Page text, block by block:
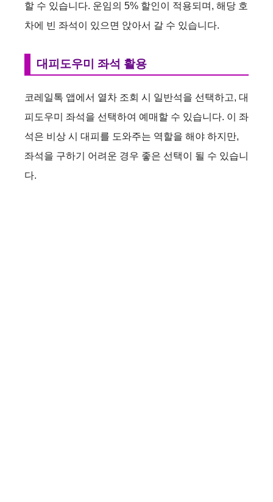
할 수 있습니다. 운임의 5% 할인이 적용되며, 해당 호
차에 빈 좌석이 있으면 앉아서 갈 수 있습니다.
대피도우미 좌석 활용
코레일톡 앱에서 열차 조회 시 일반석을 선택하고, 대
피도우미 좌석을 선택하여 예매할 수 있습니다. 이 좌
석은 비상 시 대피를 도와주는 역할을 해야 하지만,
좌석을 구하기 어려운 경우 좋은 선택이 될 수 있습니
다.